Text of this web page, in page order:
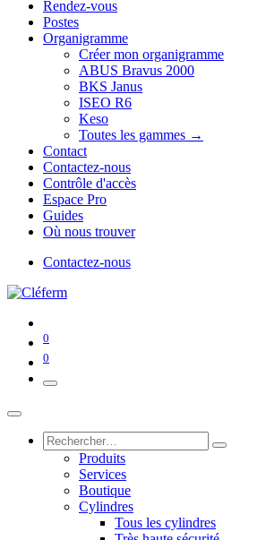
Rendez-vous
Postes
Organigramme
Créer mon organigramme
ABUS Bravus 2000
BKS Janus
ISEO R6
Keso
Toutes les gammes →
Contact
Contactez-nous
Contrôle d'accès
Espace Pro
Guides
Où nous trouver
Contactez-nous
0
0
Produits
Services
Boutique
Cylindres
Tous les cylindres